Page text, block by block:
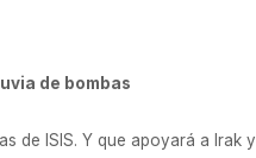
de bombas
de ISIS. Y que apoyará a Irak